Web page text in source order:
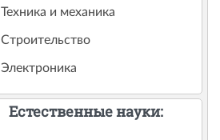
Техника и механика
Строительство
Электроника
Естественные науки: